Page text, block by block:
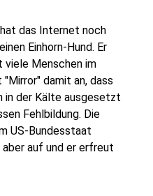
das Internet noch
Einhorn-Hund. Er
viele Menschen im
damit an, dass
in der Kälte ausgesetzt
Fehlbildung. Die
US-Bundesstaat
auf und er erfreut